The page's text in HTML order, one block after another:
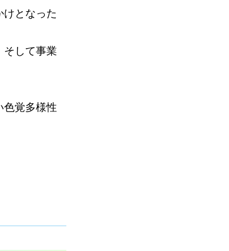
となった
そして事業
色覚多様性